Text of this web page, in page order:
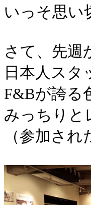
いっそ思
さて、先週
日本人ス
F&Bが誇る
みっちりと
（参加さ